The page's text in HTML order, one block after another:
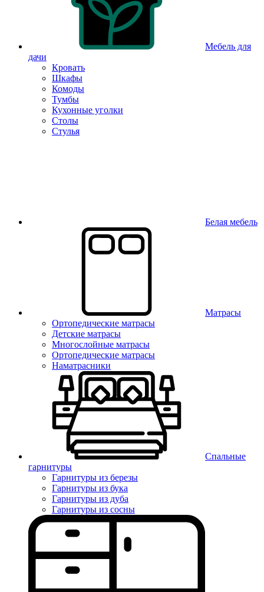
Мебель для
дачи
Кровать
Шкафы
Комоды
Тумбы
Кухонные уголки
Столы
Стулья
Белая мебель
Матрасы
Ортопедические матрасы
Детские матрасы
Многослойные матрасы
Ортопедические матрасы
Наматрасники
Спальные
гарнитуры
Гарнитуры из березы
Гарнитуры из бука
Гарнитуры из дуба
Гарнитуры из сосны